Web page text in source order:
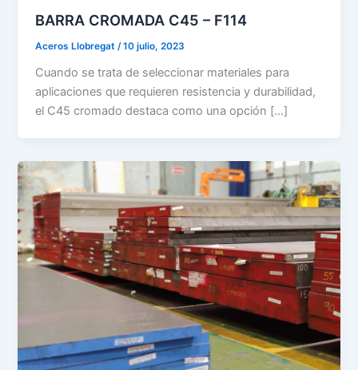
BARRA CROMADA C45 – F114
Aceros Llobregat/10 julio, 2023
Cuando se trata de seleccionar materiales para
aplicaciones que requieren resistencia y durabilidad,
el C45 cromado destaca como una opción […]